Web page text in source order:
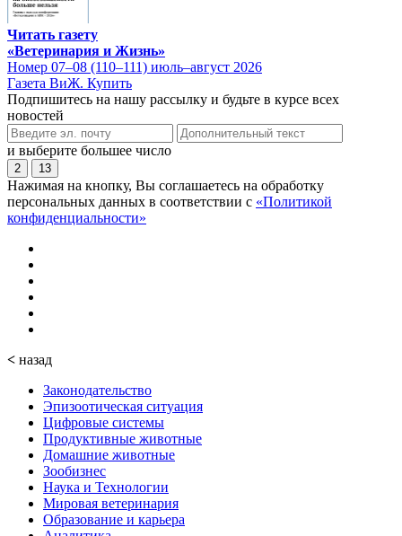
Читать газету
«Ветеринария и Жизнь»
Номер 07–08 (110–111) июль–август 2026
Газета ВиЖ. Купить
Подпишитесь на нашу рассылку и будьте в курсе всех
новостей
и выберите большее число
2 13
Нажимая на кнопку, Вы соглашаетесь на обработку
персональных данных в соответствии с «Политикой
конфиденциальности»
< назад
Законодательство
Эпизоотическая ситуация
Цифровые системы
Продуктивные животные
Домашние животные
Зообизнес
Наука и Технологии
Мировая ветеринария
Образование и карьера